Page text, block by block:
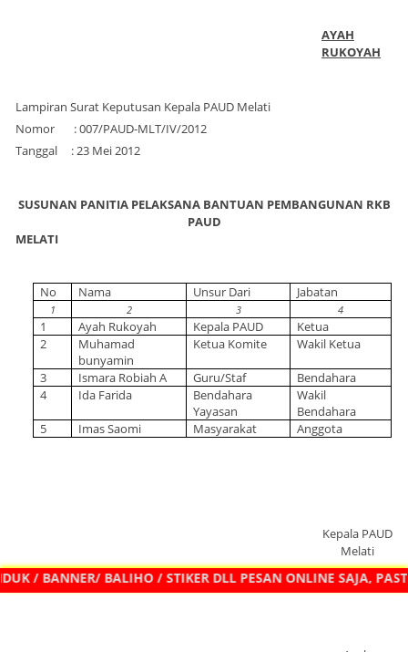
AYAH
RUKOYAH
Lampiran Surat Keputusan Kepala PAUD Melati
Nomor : 007/PAUD-MLT/IV/2012
Tanggal : 23 Mei 2012
SUSUNAN PANITIA PELAKSANA BANTUAN PEMBANGUNAN RKB
PAUD
MELATI
No Nama Unsur Dari Jabatan
1 2 3 4
1 Ayah Rukoyah Kepala PAUD
Ketua
2
Muhamad
bunyamin
Ketua Komite Wakil Ketua
3 Ismara Robiah A Guru/Staf
Bendahara
4
Ida Farida
Bendahara
Yayasan
Wakil
Bendahara
5
Imas Saomi Masyarakat Anggota
Kepala PAUD
Melati
/ BANNER/ BALIHO / STIKER DLL PESAN ONLINE SAJA,